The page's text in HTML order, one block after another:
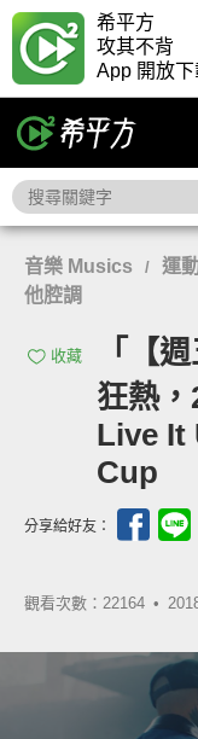
希平方
攻其不背
App 開放下
音樂 Musics / 運
他腔調
收藏
「【
狂熱
Live It
Cup
分享給好友：
觀看次數：22164 •